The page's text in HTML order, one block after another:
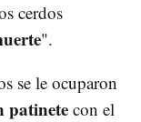
cerdos
".
se le ocuparon
patinetecon el